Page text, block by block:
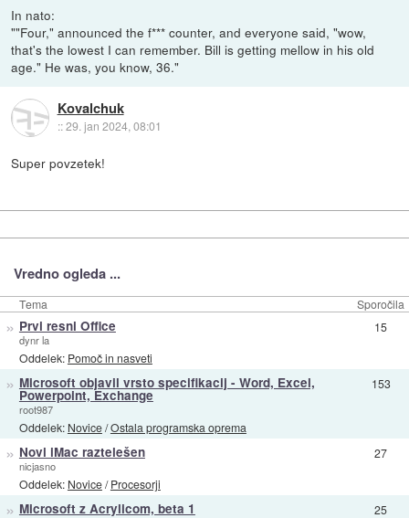
In nato:
""Four," announced the f*** counter, and everyone said, "wow,
that's the lowest I can remember. Bill is getting mellow in his old
age." He was, you know, 36."
Kovalchuk
::29. jan 2024, 08:01
Super povzetek!
Vredno ogleda ...
Tema Sporočila
» Prvi resni Office
dynr la
Oddelek: Pomoč in nasveti
15
» Microsoft objavil vrsto specifikacij - Word, Excel,
Powerpoint, Exchange
root987
Oddelek: Novice/Ostala programska oprema
153
» Novi iMac raztelešen
nicjasno
Oddelek: Novice/Procesorji
27
» Microsoft z Acrylicom, beta 1 25